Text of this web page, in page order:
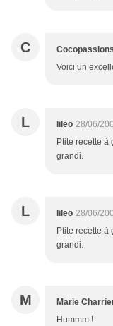
C Cocopassions
Voici un
L lileo 28/06/
Ptite recette
grandi.
L lileo 28/06/
Ptite recette
grandi.
M Marie
Hummm !